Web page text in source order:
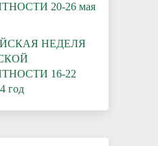
20-26 мая
НЕДЕЛЯ
16-22
год